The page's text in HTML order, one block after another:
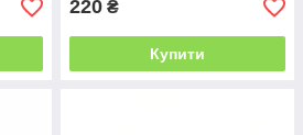
220 ₴
Купити